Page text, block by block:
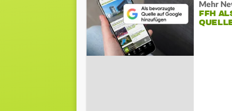
Mehr
FFH